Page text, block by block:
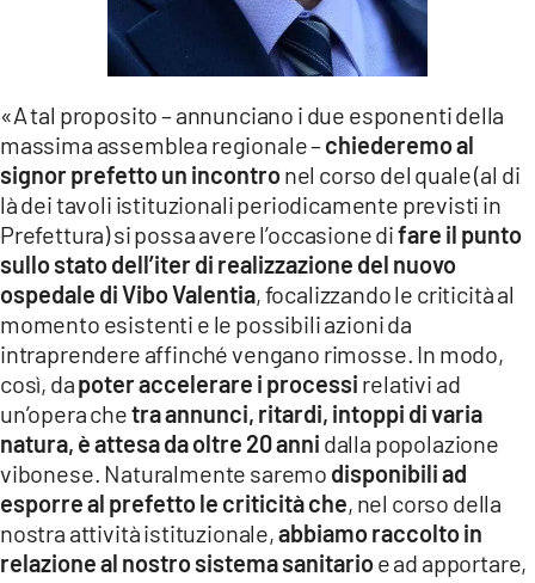
«A tal proposito – annunciano i due esponenti della
massima assemblea regionale –chiederemo al
signor prefetto un incontronel corso del quale (al di
là dei tavoli istituzionali periodicamente previsti in
Prefettura) si possa avere l’occasione difare il punto
sullo stato dell’iter di realizzazione del nuovo
ospedale di Vibo Valentia, focalizzando le criticità al
momento esistenti e le possibili azioni da
intraprendere affinché vengano rimosse. In modo,
così, dapoter accelerare i processi relativi ad
un’opera chetra annunci, ritardi, intoppi di varia
natura, è attesa da oltre 20 anni dalla popolazione
vibonese. Naturalmente saremo disponibili ad
esporre al prefetto le criticità che, nel corso della
nostra attività istituzionale,abbiamo raccolto in
relazione al nostro sistema sanitarioe ad apportare,